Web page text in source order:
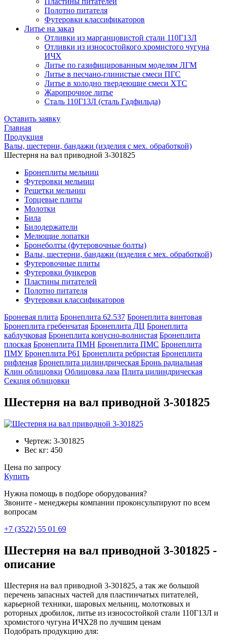
Полотно питателя
Футеровки классификаторов
Литье на заказ
Отливки из марганцовистой стали 110Г13Л
Отливки из износостойкого хромистого чугуна
ИЧХ
Литье по газифицированным моделям ЛГМ
Литье в песчано-глинистые смеси ПГС
Литье в холодно твердеющие смеси ХТС
Жаропрочное литье
Сталь 110Г13Л (сталь Гадфильда)
Оставить заявку
Главная
Продукция
Валы, шестерни, бандажи (изделия с мех. обработкой)
Шестерня на вал приводной 3-301825
Бронеплиты мельниц
Футеровки мельниц
Решетки мельниц
Торцевые плиты
Молотки
Била
Билодержатели
Мелющие лопатки
Бронеболты (футеровочные болты)
Валы, шестерни, бандажи (изделия с мех. обработкой)
Футеровочные плиты
Футеровки бункеров
Пластины питателей
Полотно питателя
Футеровки классификаторов
Броневая плита Бронеплита 62.537 Бронеплита винтовая
Бронеплита гребенчатая Бронеплита ДЦ Бронеплита
каблучковая Бронеплита конусно-волнистая Бронеплита
плоская Бронеплита ПМН Бронеплита ПМС Бронеплита
ПМУ Бронеплита Р61 Бронеплита ребристая Бронеплита
рифленая Бронеплита цилиндрическая Бронь радиальная
Клин облицовки Облицовка лаза Плита цилиндрическая
Секция облицовки
Шестерня на вал приводной 3-301825
Чертеж: 3-301825
Вес кг: 450
Цена по запросу
Купить
Нужна помощь в подборе оборудования?
Звоните - менеджеры компании проконсультируют по всем
вопросам
+7 (3522) 55 01 69
Шестерня на вал приводной 3-301825 -
описание
Шестерня на вал приводной 3-301825, а так же большой
перечень запасных частей для пластинчатых питателей,
карьерной техники, шаровых мельниц, молотковых и
роторных дробилок, литье из износостойкой стали 110Г13Л и
хромистого чугуна ИЧХ28 по лучшим ценам
Подобрать продукцию для: